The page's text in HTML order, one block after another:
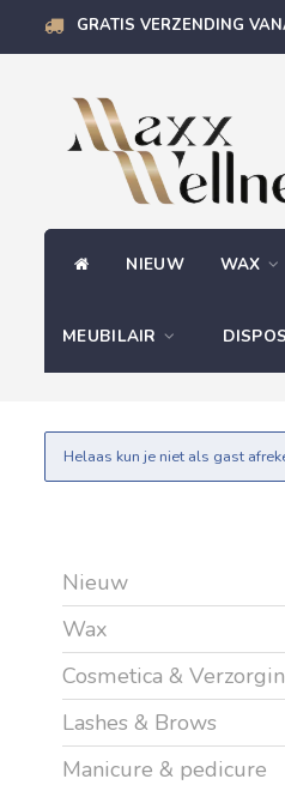
GRATIS VERZENDING
NIEUW WAX
MEUBILAIR
Helaas kun je niet als gast
Nieuw
Wax
Cosmetica &
Lashes & Brows
Manicure & pedicure